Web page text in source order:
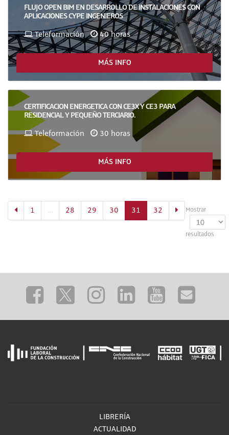
FLUJO OPEN BIM EN DESARROLLO DE INSTALACIONES CON
APLICACIONES CYPE INGENIEROS
Teleformación 40 horas
MÁS INFO
CERTIFICACION ENERGETICA CON CE3X Y CE3 PARA
RESIDENCIAL Y PEQUEÑO TERCIARIO.
Teleformación 30 horas
MÁS INFO
Mostrar
resultados
1 … 28 29 30 31 (actual)
32
LIBRERÍA
ACTUALIDAD